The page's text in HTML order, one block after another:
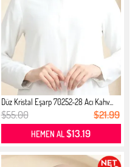
Düz Kristal Eşarp 70252-28 Acı Kahv...
$55.00 $21.99
HEMEN AL$13.19